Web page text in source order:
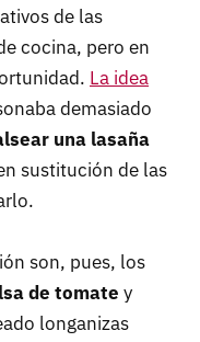
de las
cocina, pero en
La idea
demasiado
una lasaña
sustitución de las
son, pues, los
de tomate y
longanizas